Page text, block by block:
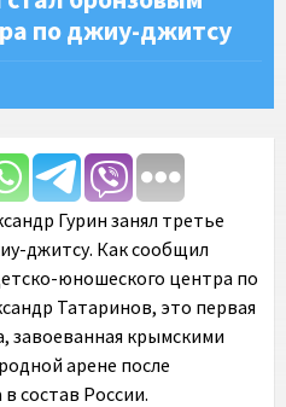
по джиу-джитсу
Гурин занял третье
джитсу. Как сообщил
юношеского центра по
Татаринов, это первая
завоеванная крымскими
арене после
состав России.